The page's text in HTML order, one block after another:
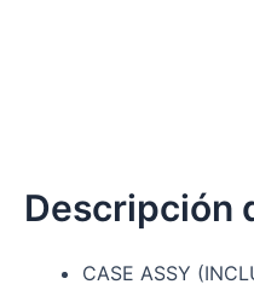
Descripción
CASE ASSY